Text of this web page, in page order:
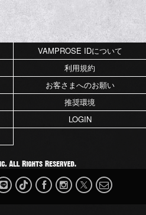
VAMPROSE IDについて
利用規約
お客さまへのお願い
推奨環境
LOGIN